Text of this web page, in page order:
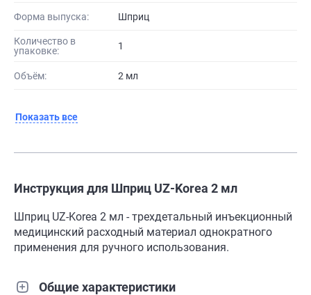
Форма выпуска: Шприц
Количество в
упаковке:
1
Объём: 2 мл
Показать все
Инструкция для Шприц UZ-Korea 2 мл
Шприц UZ-Korea 2 мл - трехдетальный инъекционный
медицинский расходный материал однократного
применения для ручного использования.
Общие характеристики